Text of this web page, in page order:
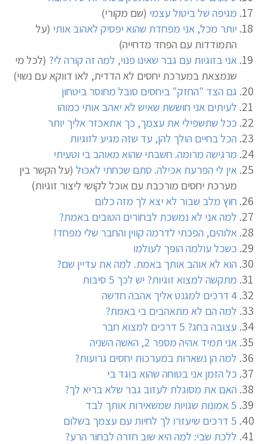
מגיפה של ביטול עצמי (שם מקורי)
יותר מכל, אני מפחדת שהוא יפסיק לאהוב אותי (על
התמודדות עם הפחד מדחייה)
אני בזוגיות עם גבר שאינו פנוי, למה זה קורה לי? (לכל מי
שנמצאת במערכת יחסים לא הדדית, לאו דווקא עם נשוי)
גם הצד "החזק" ביחסים סובל מחוסר ביטחון
לעיתים אני חוששת שאיש לא יאהב אותי כמוהו
ככל שתשפילי את עצמך, כך אתאכזר אליך יותר
הכל בחיים הולך להן, עד שזה מגיע לזוגיות
מרגישה מרומה. חשבתי שהוא מאוהב בי וטעיתי
אין לי הפרעת אכילה. סתם שכחתי לאכול (על הקשר בין
מערכת יחסים מורכבת עם אוכל לקושי ליצור זוגיות)
חוץ מלב שבור לא יצא לך מזה כלום
למה אני לא נמשכת לבחורים הטובים באמת?
אלוהים, הפכתי לדרמה קווין והחבר שלי מפחד!
כשכל עולמה הופך לעולמו
הוא לא אוהב אותך באמת. למה את עדיין שם?
מתקשה למצוא זוגיות? יש לכך 5 סיבות
4 דרכים למגנט אליך אהבה חדשה
למה הם לא מתאהבים בי באמת?
עצובה בחג? 5 דרכים למצוא חבר
אני תמיד אהיה מספר 2, האשה השניה
למה הן נשארות במערכות יחסים גרועות?
כל הזמן אני בטוחה שהוא בוגד בי
האם את מסוגלת לעזוב גבר שלא בריא לך?
5 אמונות שגויות שמשאירות אותך לבד
5 דרכים שיעזרו לך לחיות עם עצמך בשלום
ללכת שבי: למה היא שוב חזרה לבחור הרע?